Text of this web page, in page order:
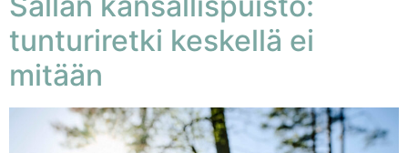
tunturiretki keskellä ei
mitään